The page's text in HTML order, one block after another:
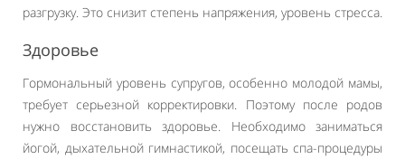
разгрузку. Это снизит степень напряжения, уровень стресса.
Здоровье
Гормональный уровень супругов, особенно молодой мамы,
требует серьезной корректировки. Поэтому после родов
нужно восстановить здоровье. Необходимо заниматься
йогой, дыхательной гимнастикой, посещать спа-процедуры